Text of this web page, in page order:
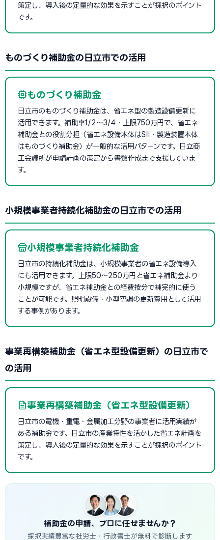
策定し、導入後の定量的な効果を示すことが採択のポイント
です。
ものづくり補助金の日立市での活用
ものづくり補助金
日立市のものづくり補助金は、省エネ型の製造設備更新に
活用できます。補助率1/2〜3/4・上限750万円で、省エネ
補助金との役割分担（省エネ設備本体はSII・製造装置本体
はものづくり補助金）が一般的な活用パターンです。日立商
工会議所が申請計画の策定から書類作成まで支援していま
す。
小規模事業者持続化補助金の日立市での活用
小規模事業者持続化補助金
日立市の持続化補助金は、小規模事業者の省エネ設備導入
にも活用できます。上限50〜250万円と省エネ補助金より
小規模ですが、省エネ補助金との経費按分で補完的に使う
ことが可能です。照明設備・小型空調の更新費用として活用
する事例があります。
事業再構築補助金（省エネ型設備更新）の日立市で
の活用
事業再構築補助金（省エネ型設備更新）
日立市の電機・重電・金属加工分野の事業者に活用実績が
ある補助金です。日立市の産業特性を活かした省エネ計画を
策定し、導入後の定量的な効果を示すことが採択のポイント
です。
補助金の申請、プロに任せませんか？
採択実績豊富な社労士・行政書士が無料で診断します